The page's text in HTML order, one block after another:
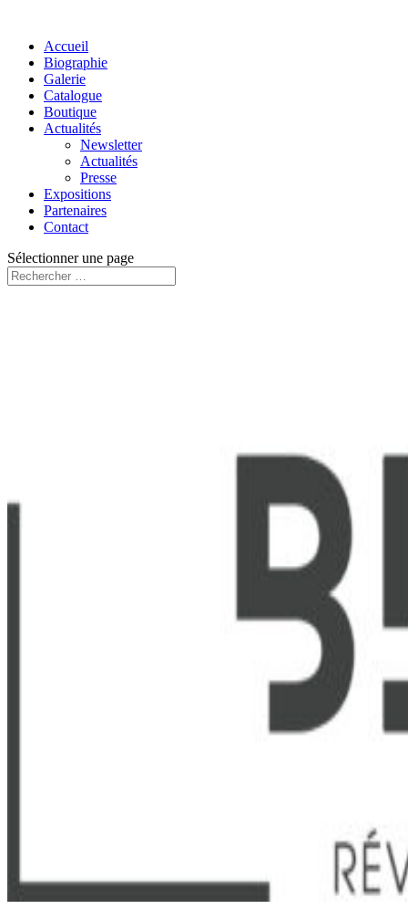
Accueil
Biographie
Galerie
Catalogue
Boutique
Actualités
Newsletter
Actualités
Presse
Expositions
Partenaires
Contact
Sélectionner une page